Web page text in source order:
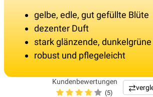
gelbe, edle, gut gefüllte Blüte
dezenter Duft
stark glänzende,
robust und pflegeleicht
Kundenbewertungen
(5)